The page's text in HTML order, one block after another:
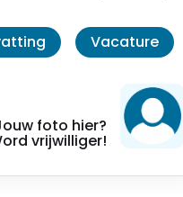
Vacature
foto hier?
vrijwilliger!